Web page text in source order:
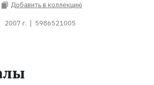
Добавить в коллекцию
2007 г. 5986521005